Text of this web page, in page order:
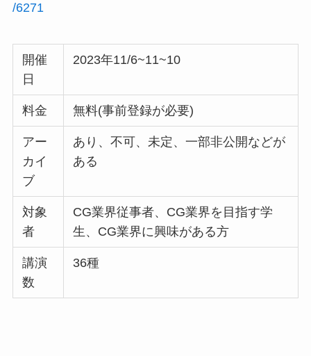
/6271
開催
日
2023年11/6~11~10
料金 無料(事前登録が必要)
アー
カイ
ブ
あり、不可、未定、一部非公開などが
ある
対象
者
CG業界従事者、CG業界を目指す学
生、CG業界に興味がある方
講演
数
36種